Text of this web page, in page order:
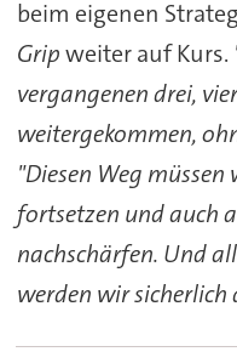
beim eigenen
Gripweiter auf Kurs.
vergangenen drei,
weitergekommen,
"Diesen Weg
fortsetzen und auch
nachschärfen. Und
werden wir sicherlich